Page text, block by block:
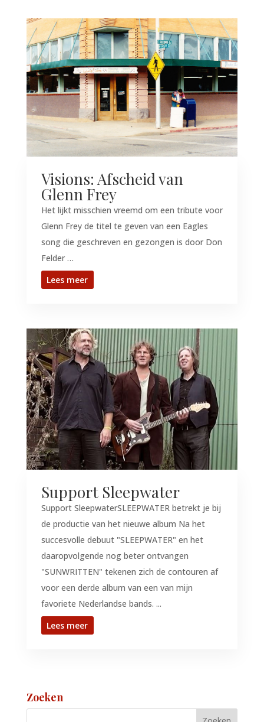
Visions: Afscheid van
Glenn Frey
Het lijkt misschien vreemd om een tribute voor
Glenn Frey de titel te geven van een Eagles
song die geschreven en gezongen is door Don
Felder …
Lees meer
Support Sleepwater
Support SleepwaterSLEEPWATER betrekt je bij
de productie van het nieuwe album Na het
succesvolle debuut "SLEEPWATER" en het
daaropvolgende nog beter ontvangen
"SUNWRITTEN" tekenen zich de contouren af
voor een derde album van een van mijn
favoriete Nederlandse bands. ...
Lees meer
Zoeken